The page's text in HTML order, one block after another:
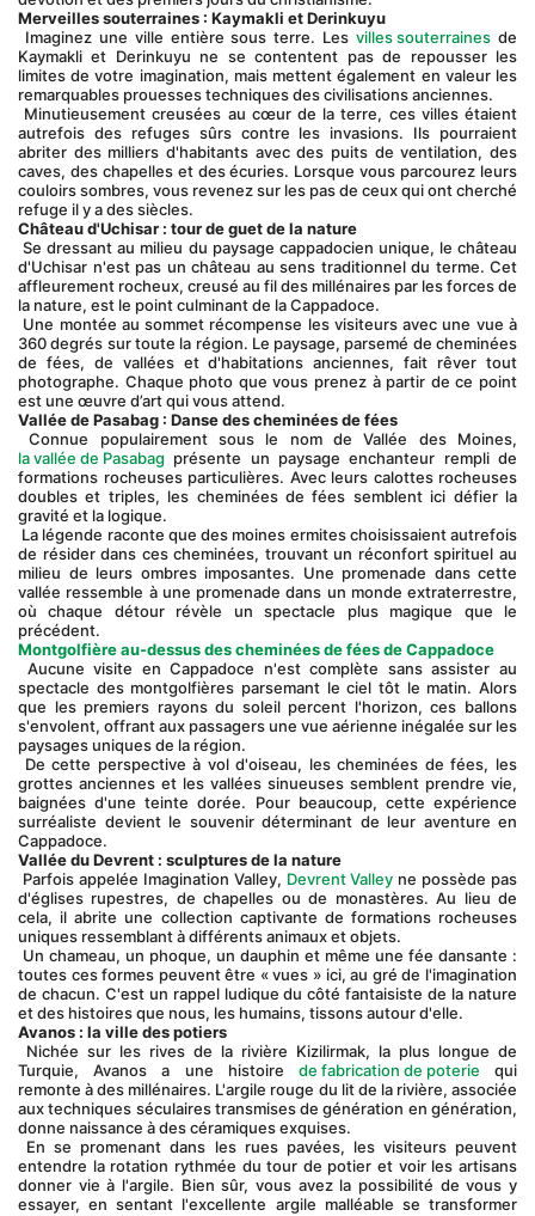
Merveilles souterraines : Kaymakli et Derinkuyu
Imaginez une ville entière sous terre. Les villes souterraines de
Kaymakli et Derinkuyu ne se contentent pas de repousser les
limites de votre imagination, mais mettent également en valeur les
remarquables prouesses techniques des civilisations anciennes.
autrefois des refuges sûrs contre les invasions. Ils pourraient
abriter des milliers d'habitants avec des puits de ventilation, des
caves, des chapelles et des écuries. Lorsque vous parcourez leurs
couloirs sombres, vous revenez sur les pas de ceux qui ont cherché
refuge il y a des siècles.
Château d'Uchisar : tour de guet de la nature
Se dressant au milieu du paysage cappadocien unique, le château
d'Uchisar n'est pas un château au sens traditionnel du terme. Cet
affleurement rocheux, creusé au fil des millénaires par les forces de
la nature, est le point culminant de la Cappadoce.
360 degrés sur toute la région. Le paysage, parsemé de cheminées
de fées, de vallées et d'habitations anciennes, fait rêver tout
photographe. Chaque photo que vous prenez à partir de ce point
est une œuvre d’art qui vous attend.
Vallée de Pasabag : Danse des cheminées de fées
Connue populairement sous le nom de Vallée des Moines,
la vallée de Pasabag présente un paysage enchanteur rempli de
formations rocheuses particulières. Avec leurs calottes rocheuses
doubles et triples, les cheminées de fées semblent ici défier la
gravité et la logique.
de résider dans ces cheminées, trouvant un réconfort spirituel au
milieu de leurs ombres imposantes. Une promenade dans cette
vallée ressemble à une promenade dans un monde extraterrestre,
où chaque détour révèle un spectacle plus magique que le
précédent.
Montgolfière au-dessus des cheminées de fées de Cappadoce
spectacle des montgolfières parsemant le ciel tôt le matin. Alors
que les premiers rayons du soleil percent l'horizon, ces ballons
s'envolent, offrant aux passagers une vue aérienne inégalée sur les
paysages uniques de la région.
grottes anciennes et les vallées sinueuses semblent prendre vie,
baignées d'une teinte dorée. Pour beaucoup, cette expérience
surréaliste devient le souvenir déterminant de leur aventure en
Cappadoce.
Vallée du Devrent : sculptures de la nature
Parfois appelée Imagination Valley, Devrent Valley ne possède pas
d'églises rupestres, de chapelles ou de monastères. Au lieu de
cela, il abrite une collection captivante de formations rocheuses
uniques ressemblant à différents animaux et objets.
toutes ces formes peuvent être « vues » ici, au gré de l'imagination
de chacun. C'est un rappel ludique du côté fantaisiste de la nature
et des histoires que nous, les humains, tissons autour d'elle.
Avanos : la ville des potiers
Turquie, Avanos a une histoire de fabrication de poterie qui
remonte à des millénaires. L'argile rouge du lit de la rivière, associée
aux techniques séculaires transmises de génération en génération,
donne naissance à des céramiques exquises.
entendre la rotation rythmée du tour de potier et voir les artisans
donner vie à l'argile. Bien sûr, vous avez la possibilité de vous y
essayer, en sentant l'excellente argile malléable se transformer